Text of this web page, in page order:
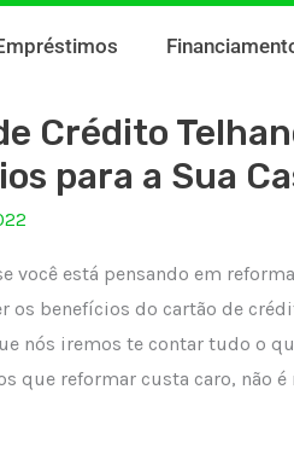
Crédito
para a Sua
você está pensando em
os benefícios do cartão de
nós iremos te contar tudo o
que reformar custa caro, não